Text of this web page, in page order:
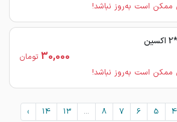
است به‌روز نباشد!
30,000 تومان
است به‌روز نباشد!
4
5
6
7
8
...
13
14
›